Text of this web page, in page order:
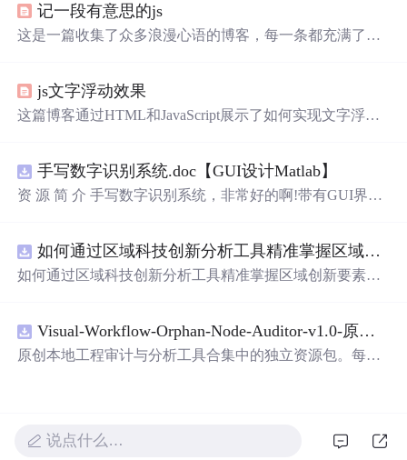
记一段有意思的js
这是一篇收集了众多浪漫心语的博客，每一条都充满了甜
的独特情感，仿佛每个瞬间都因你而闪耀。这些话语如同
繁星，照亮了平凡的日子，让人感受到爱的力量和美好。
js文字浮动效果
这篇博客通过HTML和JavaScript展示了如何实现文字浮动
在页面上随机飘动的视觉效果。此外，文中还包含了对CS
S样式和JavaScript事件监听的运用，增加了互动性和趣味
手写数字识别系统.doc【GUI设计Matlab】
资 源 简 介 手写数字识别系统，非常好的啊!带有GUI界
带有直观的图形用户界面（GUI），非常容易使用。你只
需要将手写数字输入系统，它将立即给出准确的识别结
是一个非常方便和实用的工具，你一定会喜欢它的！
如何通过区域科技创新分析工具精准掌握区域创新要素分布与产业链融合现状？.docx
如何通过区域科技创新分析工具精准掌握区域创新要素分
Visual-Workflow-Orphan-Node-Auditor-v1.0-原创源码与文档.zip
原创本地工程审计与分析工具合集中的独立资源包。每个
权声明。解压后进入project目录，执行npm test验证算法，
执行npm run report生成报告，也可通过本地静态服务器打
说点什么…